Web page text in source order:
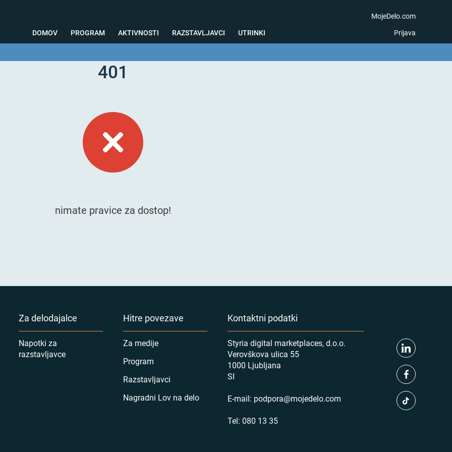
DOMOV PROGRAM AKTIVNOSTI
Testiranja
RAZSTAVLJAVCI UTRINKI
MojeDelo.com
Prijava
401
nimate pravice za dostop!
Za delodajalce
Napotki za
razstavljavce
Hitre povezave
Za medije
Program
Razstavljavci
Nagradni Lov na delo
Kontaktni podatki
Styria digital marketplaces, d.o.o.
Verovškova ulica 55
1000 Ljubljana
SI
E-mail: podpora@mojedelo.com
Tel: 080 13 35